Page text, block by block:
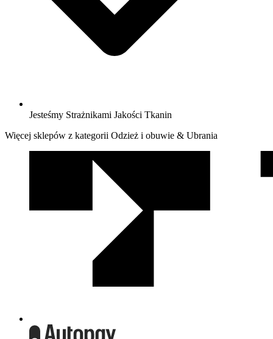
Jesteśmy Strażnikami Jakości Tkanin
Więcej sklepów z kategorii Odzież i obuwie & Ubrania